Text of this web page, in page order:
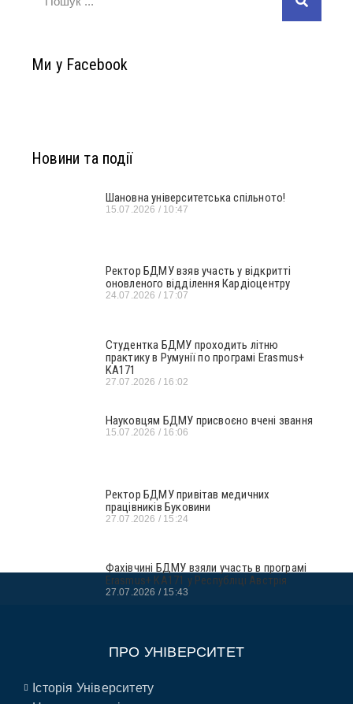
Ми у Facebook
Новини та події
Шановна університетська спільното!
15.07.2026 10:47
Ректор БДМУ взяв участь у відкритті
оновленого відділення Кардіоцентру
24.07.2026 17:07
Студентка БДМУ проходить літню
практику в Румунії по програмі Erasmus+
KA171
27.07.2026 16:02
Науковцям БДМУ присвоєно вчені звання
15.07.2026 16:06
Ректор БДМУ привітав медичних
працівників Буковини
27.07.2026 15:24
Фахівчині БДМУ взяли участь в програмі
Erasmus+ KA171 у Республіці Австрія
27.07.2026 15:43
ПРО УНІВЕРСИТЕТ
Історія Університету